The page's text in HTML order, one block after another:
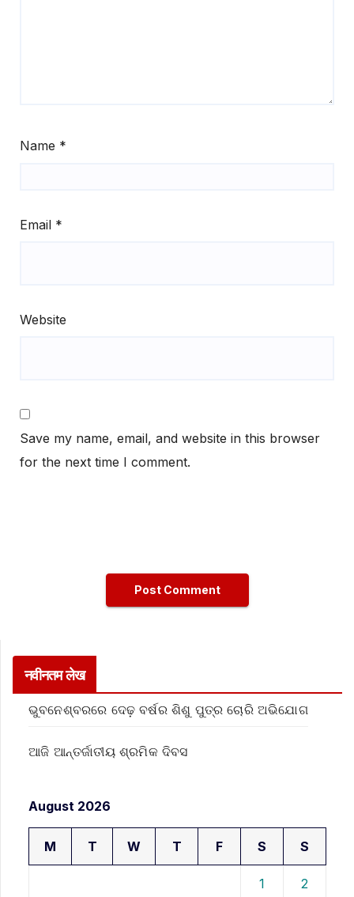
Name *
Email *
Website
Save my name, email, and website in this browser
for the next time I comment.
नवीनतम लेख
ଭୁବନେଶ୍ବରରେ ଦେଢ଼ ବର୍ଷର ଶିଶୁ ପୁତ୍ର ଚୋରି ଅଭିଯୋଗ
ଆଜି ଆନ୍ତର୍ଜାତୀୟ ଶ୍ରମିକ ଦିବସ
August 2026
M T W T F S S
1 2